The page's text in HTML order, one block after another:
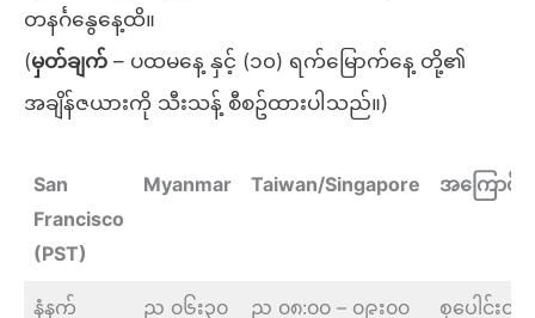
တနင်္ဂနွေနေ့ထိ။
(မှတ်ချက် – ပထမနေ့ နှင့် (၁၀) ရက်မြောက်နေ့ တို့၏
အချိန်ဇယားကို သီးသန့် စီစဥ်ထားပါသည်။)
San
Francisco
(PST)
Myanmar Taiwan/Singapore အကြောင်း
နံနက်
ည ၀၆း၃၀
ည ၀၈:၀၀ – ၀၉း၀၀
စုပေါင်းတရ